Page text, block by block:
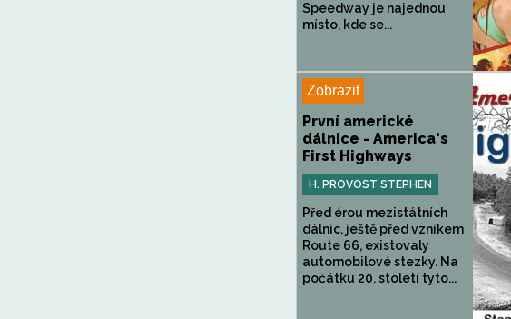
Speedway je najednou
místo, kde se...
Zobrazit
První americké
dálnice - America's
First Highways
H. PROVOST STEPHEN
Před érou mezistátních
dálnic, ještě před vznikem
Route 66, existovaly
automobilové stezky. Na
počátku 20. století tyto...